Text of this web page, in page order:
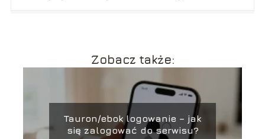
Zobacz także:
Tauron/ebok logowanie – jak
się zalogować do serwisu?